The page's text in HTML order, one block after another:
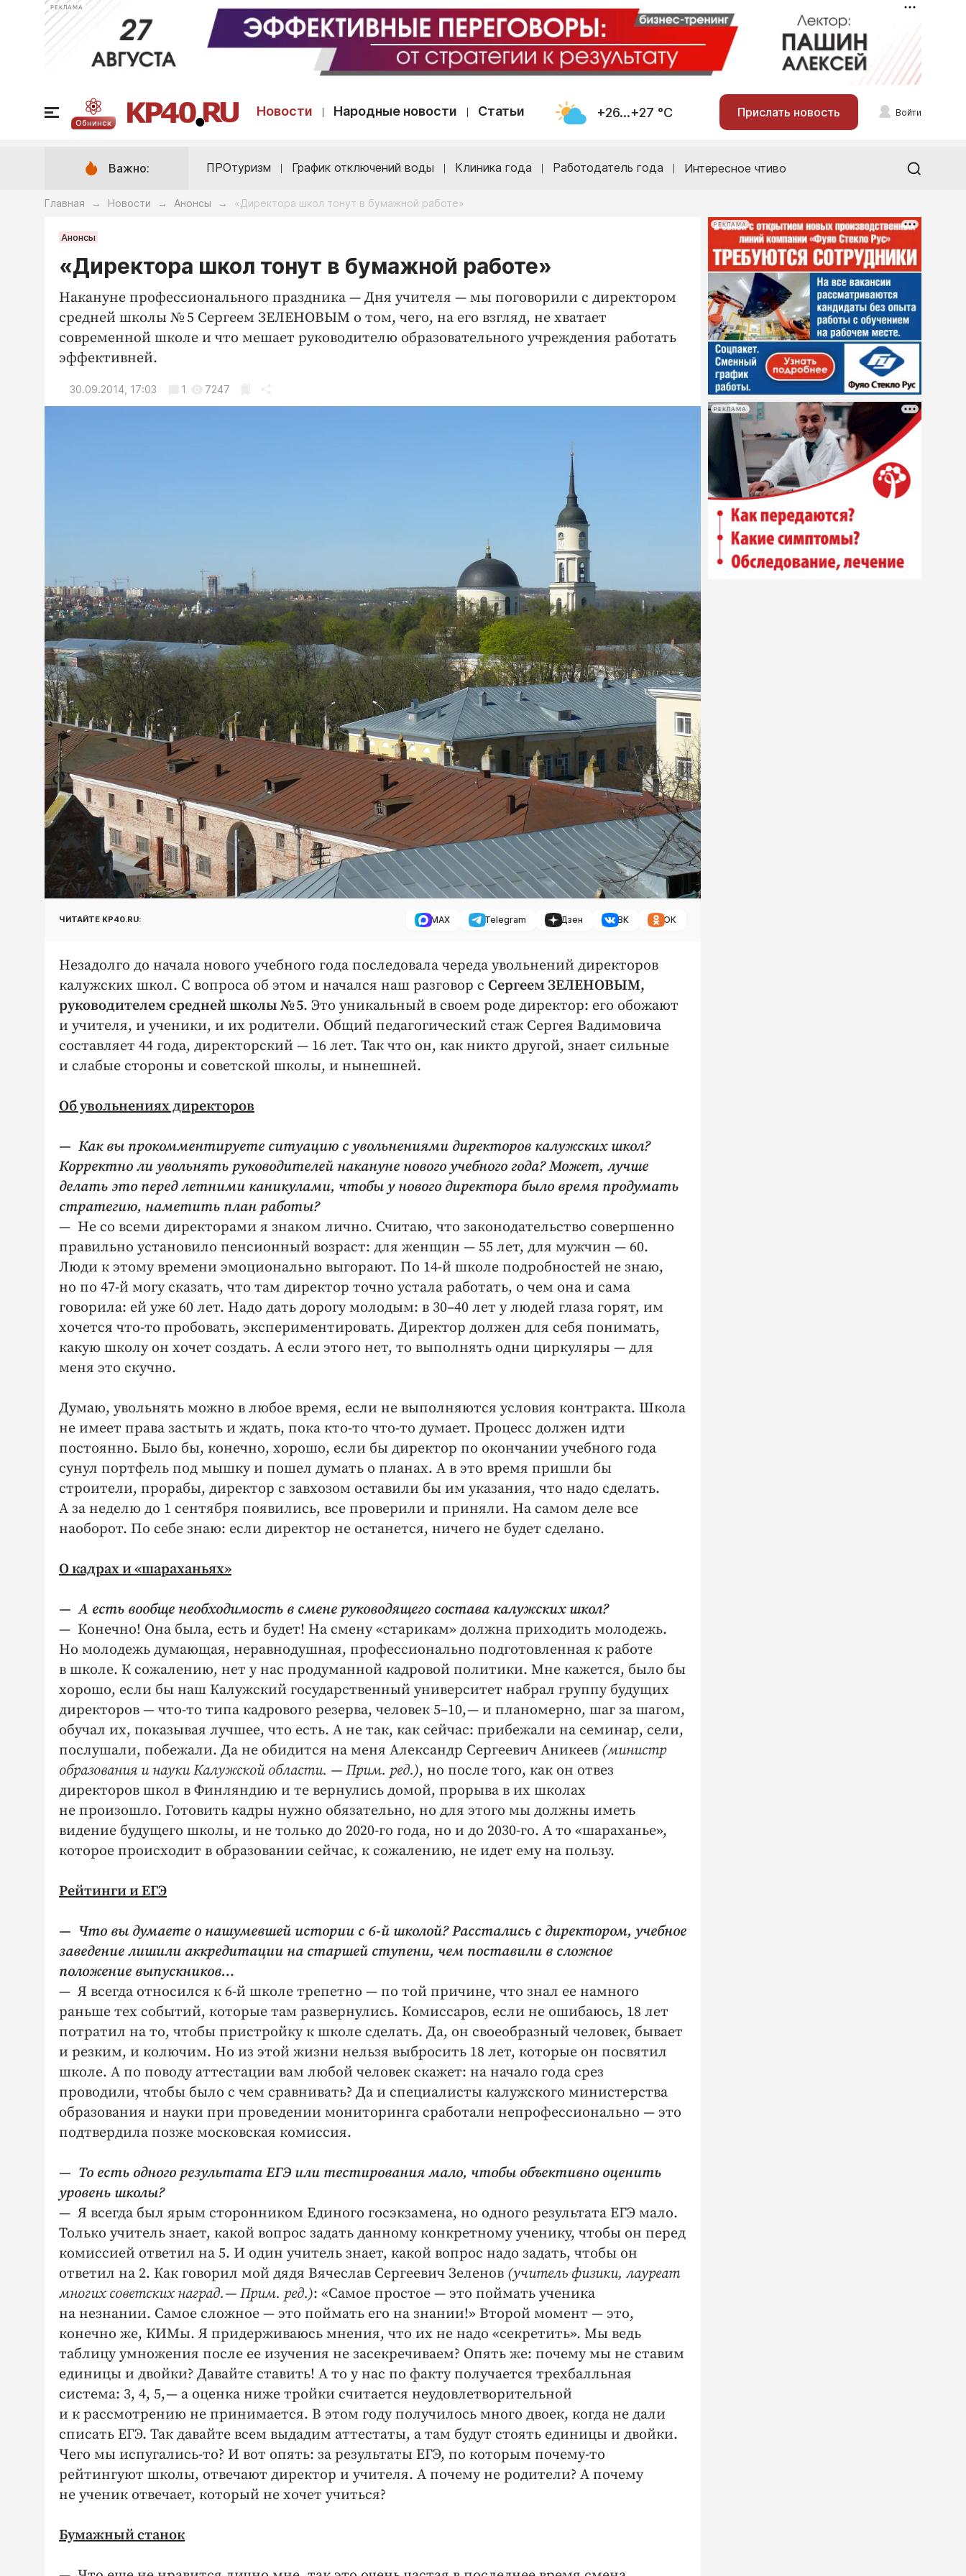
РЕКЛАМА
Обнинск
Новости Народные новости Статьи +26...+27 °С Прислать новость Войти
Важно: ПРОтуризм График отключений воды Клиника года Работодатель года Интересное чтиво
Главная → Новости → Анонсы → «Директора школ тонут в бумажной работе»
Анонсы
«Директора школ тонут в бумажной работе»
Накануне профессионального праздника — Дня учителя — мы поговорили с директором
средней школы № 5 Сергеем ЗЕЛЕНОВЫМ о том, чего, на его взгляд, не хватает
современной школе и что мешает руководителю образовательного учреждения работать
эффективней.
30.09.2014, 17:03 1 7247
ЧИТАЙТЕ KP40.RU: MAX Telegram Дзен ВК ОК
Незадолго до начала нового учебного года последовала череда увольнений директоров
калужских школ. С вопроса об этом и начался наш разговор с Сергеем ЗЕЛЕНОВЫМ,
руководителем средней школы № 5. Это уникальный в своем роде директор: его обожают
и учителя, и ученики, и их родители. Общий педагогический стаж Сергея Вадимовича
составляет 44 года, директорский — 16 лет. Так что он, как никто другой, знает сильные
и слабые стороны и советской школы, и нынешней.
Об увольнениях директоров
— Как вы прокомментируете ситуацию с увольнениями директоров калужских школ?
Корректно ли увольнять руководителей накануне нового учебного года? Может, лучше
делать это перед летними каникулами, чтобы у нового директора было время продумать
стратегию, наметить план работы?
— Не со всеми директорами я знаком лично. Считаю, что законодательство совершенно
правильно установило пенсионный возраст: для женщин — 55 лет, для мужчин — 60.
Люди к этому времени эмоционально выгорают. По 14-й школе подробностей не знаю,
но по 47-й могу сказать, что там директор точно устала работать, о чем она и сама
говорила: ей уже 60 лет. Надо дать дорогу молодым: в 30–40 лет у людей глаза горят, им
хочется что-то пробовать, экспериментировать. Директор должен для себя понимать,
какую школу он хочет создать. А если этого нет, то выполнять одни циркуляры — для
меня это скучно.
Думаю, увольнять можно в любое время, если не выполняются условия контракта. Школа
не имеет права застыть и ждать, пока кто-то что-то думает. Процесс должен идти
постоянно. Было бы, конечно, хорошо, если бы директор по окончании учебного года
сунул портфель под мышку и пошел думать о планах. А в это время пришли бы
строители, прорабы, директор с завхозом оставили бы им указания, что надо сделать.
А за неделю до 1 сентября появились, все проверили и приняли. На самом деле все
наоборот. По себе знаю: если директор не останется, ничего не будет сделано.
О кадрах и «шараханьях»
— А есть вообще необходимость в смене руководящего состава калужских школ?
— Конечно! Она была, есть и будет! На смену «старикам» должна приходить молодежь.
Но молодежь думающая, неравнодушная, профессионально подготовленная к работе
в школе. К сожалению, нет у нас продуманной кадровой политики. Мне кажется, было бы
хорошо, если бы наш Калужский государственный университет набрал группу будущих
директоров — что-то типа кадрового резерва, человек 5–10, — и планомерно, шаг за шагом,
обучал их, показывая лучшее, что есть. А не так, как сейчас: прибежали на семинар, сели,
послушали, побежали. Да не обидится на меня Александр Сергеевич Аникеев (министр
образования и науки Калужской области. — Прим. ред.), но после того, как он отвез
директоров школ в Финляндию и те вернулись домой, прорыва в их школах
не произошло. Готовить кадры нужно обязательно, но для этого мы должны иметь
видение будущего школы, и не только до 2020-го года, но и до 2030-го. А то «шараханье»,
которое происходит в образовании сейчас, к сожалению, не идет ему на пользу.
Рейтинги и ЕГЭ
— Что вы думаете о нашумевшей истории с 6-й школой? Расстались с директором, учебное
заведение лишили аккредитации на старшей ступени, чем поставили в сложное
положение выпускников…
— Я всегда относился к 6-й школе трепетно — по той причине, что знал ее намного
раньше тех событий, которые там развернулись. Комиссаров, если не ошибаюсь, 18 лет
потратил на то, чтобы пристройку к школе сделать. Да, он своеобразный человек, бывает
и резким, и колючим. Но из этой жизни нельзя выбросить 18 лет, которые он посвятил
школе. А по поводу аттестации вам любой человек скажет: на начало года срез
проводили, чтобы было с чем сравнивать? Да и специалисты калужского министерства
образования и науки при проведении мониторинга сработали непрофессионально — это
подтвердила позже московская комиссия.
— То есть одного результата ЕГЭ или тестирования мало, чтобы объективно оценить
уровень школы?
— Я всегда был ярым сторонником Единого гос­экзамена, но одного результата ЕГЭ мало.
Только учитель знает, какой вопрос задать данному конкретному ученику, чтобы он перед
комиссией ответил на 5. И один учитель знает, какой вопрос надо задать, чтобы он
ответил на 2. Как говорил мой дядя Вячеслав Сергеевич Зеленов (учитель физики, лауреат
многих советских наград. — Прим. ред.): «Самое простое — это поймать ученика
на незнании. Самое сложное — это поймать его на знании!» Второй момент — это,
конечно же, КИМы. Я придерживаюсь мнения, что их не надо «секретить». Мы ведь
таблицу умножения после ее изучения не засекречиваем? Опять же: почему мы не ставим
единицы и двойки? Давайте ставить! А то у нас по факту получается трехбалльная
система: 3, 4, 5, — а оценка ниже тройки считается неудовлетворительной
и к рассмотрению не принимается. В этом году получилось много двоек, когда не дали
списать ЕГЭ. Так давайте всем выдадим аттестаты, а там будут стоять единицы и двойки.
Чего мы испугались-то? И вот опять: за результаты ЕГЭ, по которым почему-то
рейтингуют школы, отвечают директор и учителя. А почему не родители? А почему
не ученик отвечает, который не хочет учиться?
Бумажный станок
РЕКЛАМА
РЕКЛАМА